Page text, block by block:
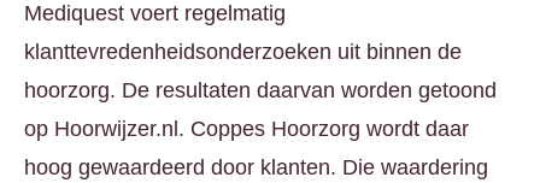
Mediquest voert regelmatig
klanttevredenheidsonderzoeken uit binnen de
hoorzorg. De resultaten daarvan worden getoond
op Hoorwijzer.nl. Coppes Hoorzorg wordt daar
hoog gewaardeerd door klanten. Die waardering